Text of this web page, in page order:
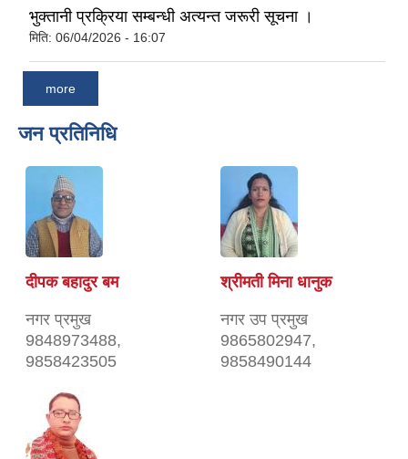
भुक्तानी प्रक्रिया सम्बन्धी अत्यन्त जरूरी सूचना ।
मिति: 06/04/2026 - 16:07
more
जन प्रतिनिधि
दीपक बहादुर बम
नगर प्रमुख
9848973488,
9858423505
श्रीमती मिना धानुक
नगर उप प्रमुख
9865802947,
9858490144